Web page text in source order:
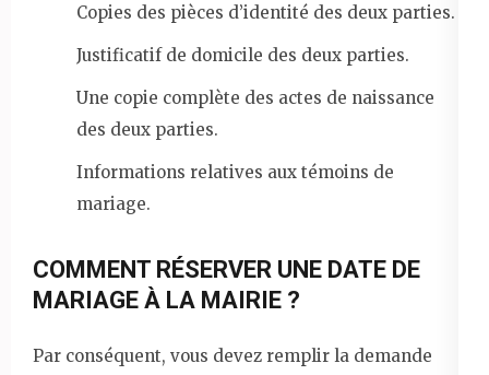
Copies des pièces d’identité des deux parties.
Justificatif de domicile des deux parties.
Une copie complète des actes de naissance
des deux parties.
Informations relatives aux témoins de
mariage.
COMMENT RÉSERVER UNE DATE DE
MARIAGE À LA MAIRIE ?
Par conséquent, vous devez remplir la demande